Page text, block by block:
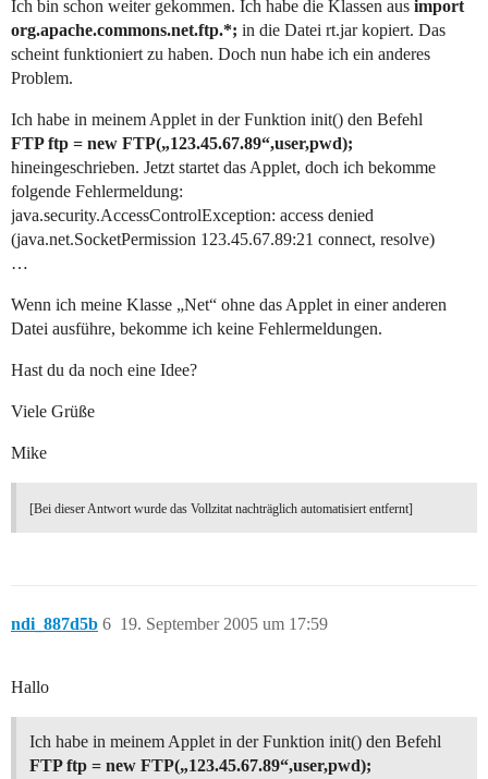
Ich bin schon weiter gekommen. Ich habe die Klassen aus import
org.apache.commons.net.ftp.*; in die Datei rt.jar kopiert. Das
scheint funktioniert zu haben. Doch nun habe ich ein anderes
Problem.
Ich habe in meinem Applet in der Funktion init() den Befehl
FTP ftp = new FTP(„123.45.67.89“,user,pwd);
hineingeschrieben. Jetzt startet das Applet, doch ich bekomme
folgende Fehlermeldung:
java.security.AccessControlException: access denied
(java.net.SocketPermission 123.45.67.89:21 connect, resolve)
…
Wenn ich meine Klasse „Net“ ohne das Applet in einer anderen
Datei ausführe, bekomme ich keine Fehlermeldungen.
Hast du da noch eine Idee?
Viele Grüße
Mike
[Bei dieser Antwort wurde das Vollzitat nachträglich automatisiert entfernt]
ndi_887d5b 19. September 2005 um 17:59
6
Hallo
Ich habe in meinem Applet in der Funktion init() den Befehl
FTP ftp = new FTP(„123.45.67.89“,user,pwd);